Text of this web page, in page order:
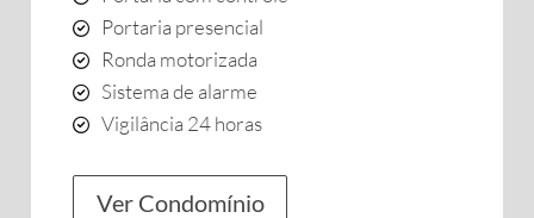
Portaria presencial
Ronda motorizada
Sistema de alarme
Vigilância 24 horas
Ver Condomínio